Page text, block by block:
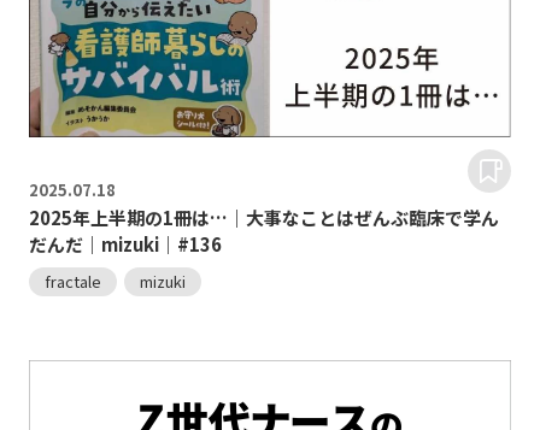
2025.07.18
2025年上半期の1冊は…｜大事なことはぜんぶ臨床で学ん
だんだ｜mizuki｜#136
fractale mizuki